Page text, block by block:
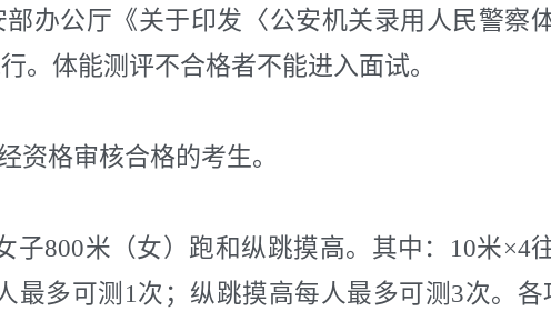
办公厅《关于印发〈公安机关录用人民警察
。体能测评不合格者不能进入面试。
资格审核合格的考生。
子800米（女）跑和纵跳摸高。其中：10米×4
最多可测1次；纵跳摸高每人最多可测3次。各